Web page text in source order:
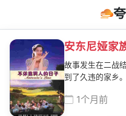
安东尼娅家
故事发生在二战
到了久违的家乡
代和农夫巴斯等
1个月前